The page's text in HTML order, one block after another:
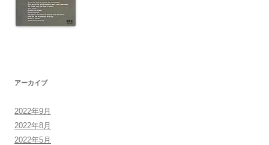
アーカイブ
2022年9月
2022年8月
2022年5月